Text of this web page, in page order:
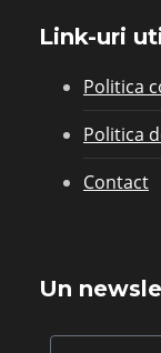
Link-uri
Politica
Politica
Contact
Un